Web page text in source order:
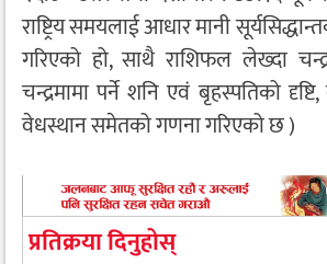
राष्ट्रिय समयलाई आधार मानी
गरिएको हो, साथै राशिफल लेख्दा
चन्द्रमामा पर्ने शनि एवं बृहस्पतिको
वेधस्थान समेतको गणना गरिएको छ )
प्रतिक्रया दिनुहोस्